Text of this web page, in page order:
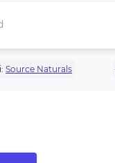
Source Naturals